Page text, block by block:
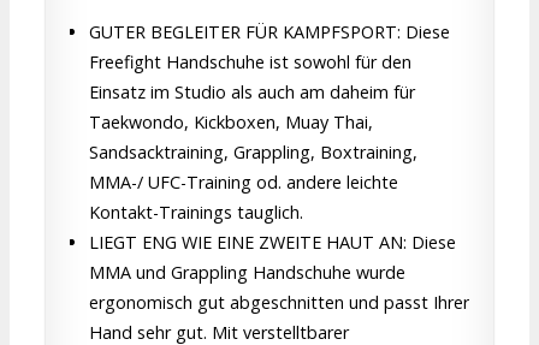
GUTER BEGLEITER FÜR KAMPFSPORT: Diese
Freefight Handschuhe ist sowohl für den
Einsatz im Studio als auch am daheim für
Taekwondo, Kickboxen, Muay Thai,
Sandsacktraining, Grappling, Boxtraining,
MMA-/ UFC-Training od. andere leichte
Kontakt-Trainings tauglich.
LIEGT ENG WIE EINE ZWEITE HAUT AN: Diese
MMA und Grappling Handschuhe wurde
ergonomisch gut abgeschnitten und passt Ihrer
Hand sehr gut. Mit verstelltbarer